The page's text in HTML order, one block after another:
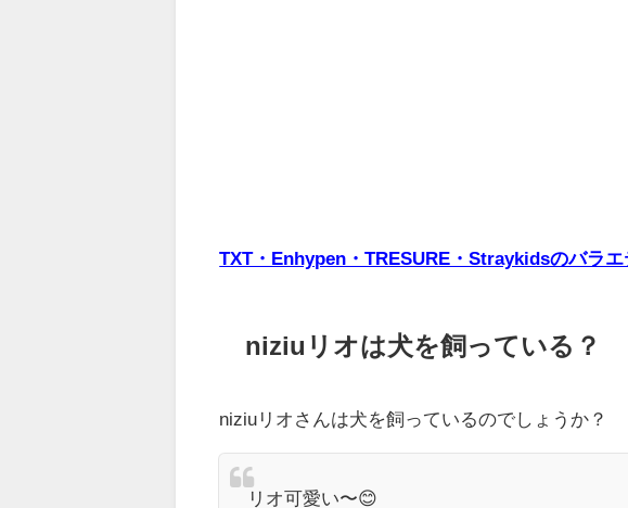
TXT・Enhypen・TRESURE・Straykidsのバラ
niziuリオは犬を飼っている？
niziuリオさんは犬を飼っているのでしょうか？
リオ可愛い〜😊